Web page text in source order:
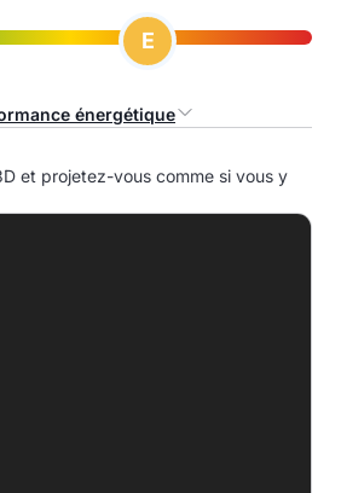
E
énergétique
primaire (CEP)
et projetez-vous comme si vous y